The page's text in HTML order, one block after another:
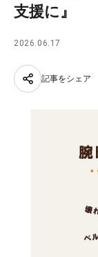
支援に』
2026.06.17
記事をシェア